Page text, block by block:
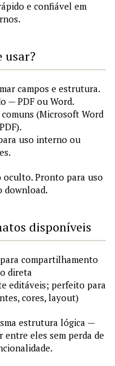
e confiável em
usar?
campos e estrutura.
— PDF ou Word.
(Microsoft Word
uso interno ou
oculto. Pronto para uso
download.
disponíveis
compartilhamento
direta
editáveis; perfeito para
cores, layout)
estrutura lógica —
eles sem perda de